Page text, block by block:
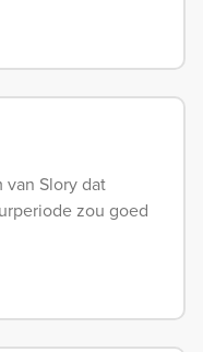
van Slory dat
zou goed